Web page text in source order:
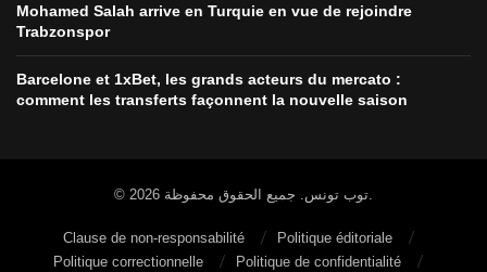
Mohamed Salah arrive en Turquie en vue de rejoindre
Trabzonspor
Barcelone et 1xBet, les grands acteurs du mercato :
comment les transferts façonnent la nouvelle saison
Clause de non-responsabilité
Politique éditoriale
Politique correctionnelle
Politique de confidentialité